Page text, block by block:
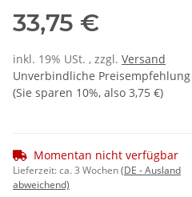
33,75 €
inkl. 19% USt. , zzgl. Versand
Unverbindliche
(Sie sparen 10%, also 3,75 €)
Momentan nicht verfügbar
Lieferzeit:ca. 3 Wochen(DE - Ausland
abweichend)